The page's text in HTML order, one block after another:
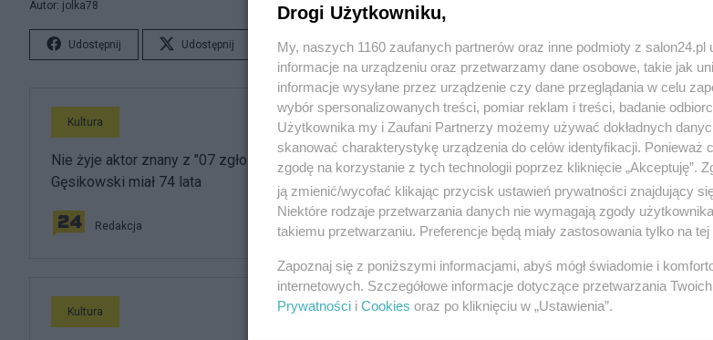
Autor: jolka78
Udostępnij Udostępnij Lubię to! Skomentuj 9 Obserwuj notkę
Kultura
Nie żyje aktor znany z "07 zgłoś się". Henryk
Gęsikowski miał 74 lata
Redakcja
Kultura
Pan Tadeusz na deskach Teatru
Zakonnica miażdży adaptację Klemma
Redakcja
Kultura Kultura
Drogi Użytkowniku,
My, naszych 1160 zaufanych partnerów oraz inne podmioty z
informacje na urządzeniu oraz przetwarzamy dane osobowe, takie jak
informacje wysyłane przez urządzenie czy dane przeglądania w celu
wybór spersonalizowanych treści, pomiar reklam i treści, badanie
Użytkownika my i Zaufani Partnerzy możemy używać dokładnych
skanować charakterystykę urządzenia do celów identyfikacji. Ponieważ
zgodę na korzystanie z tych technologii poprzez kliknięcie „Akceptuję”.
ją zmienić/wycofać klikając przycisk ustawień prywatności znajdujący
Niektóre rodzaje przetwarzania danych nie wymagają zgody
takiemu przetwarzaniu. Preferencje będą miały zastosowania tylko na tej
Zapoznaj się z poniższymi informacjami, abyś mógł świadomie i
internetowych. Szczegółowe informacje dotyczące przetwarzania
Prywatności i Cookies oraz po kliknięciu w „Ustawienia”.